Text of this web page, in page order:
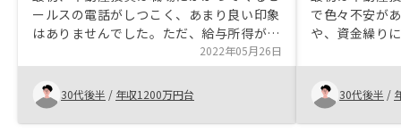
ールスの電話がしつこく、あまり良い印象
はありませんでした。ただ、給与所得が上
がっていく一方で税金もかなり多くとられ
ていることを知り、節税対策について調べ
た結果、不動産投資にたどり着き、ネット
で検索してRENOSYに登録させていただき
ました。その時点でも半信半疑、むしろ怖
2022年05月26日
30代後半 / 年収1200万円台
で色々不安が
や、資金繰り
談でほぼの不
ての対応もと
30代後半 /